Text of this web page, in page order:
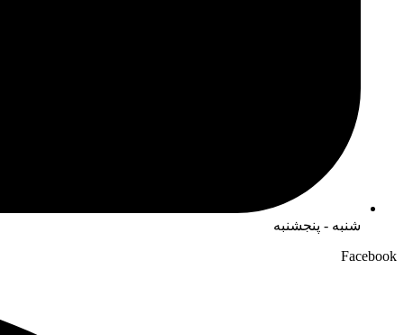
شنبه - پنجشنبه
Facebook